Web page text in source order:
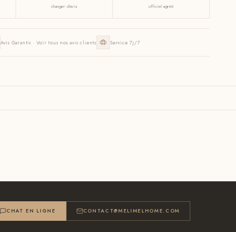
changer d'avis
officiel agréé
Avis Garantis · Voir tous nos avis clients Service 7j/7
CHAT EN LIGNE CONTACT@MELIMELHOME.COM